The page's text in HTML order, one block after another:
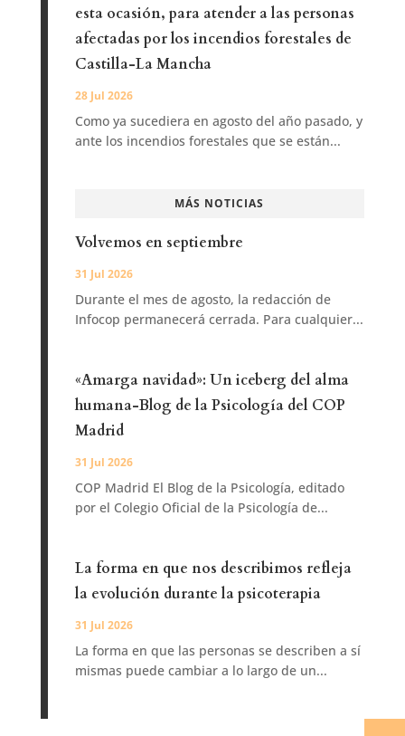
esta ocasión, para atender a las personas
afectadas por los incendios forestales de
Castilla-La Mancha
28 Jul 2026
Como ya sucediera en agosto del año pasado, y
ante los incendios forestales que se están...
MÁS NOTICIAS
Volvemos en septiembre
31 Jul 2026
Durante el mes de agosto, la redacción de
Infocop permanecerá cerrada. Para cualquier...
«Amarga navidad»: Un iceberg del alma
humana-Blog de la Psicología del COP
Madrid
31 Jul 2026
COP Madrid El Blog de la Psicología, editado
por el Colegio Oficial de la Psicología de...
La forma en que nos describimos refleja
la evolución durante la psicoterapia
31 Jul 2026
La forma en que las personas se describen a sí
mismas puede cambiar a lo largo de un...